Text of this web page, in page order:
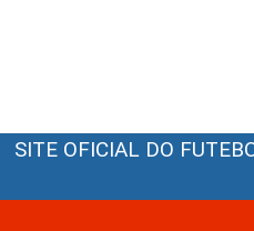
conteúdo
SITE OFICIAL DO